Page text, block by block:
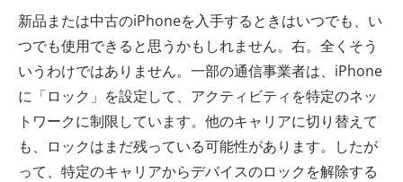
新品または中古のiPhoneを入手するときはいつでも、い
つでも使用できると思うかもしれません。右。全くそう
いうわけではありません。一部の通信事業者は、iPhone
に「ロック」を設定して、アクティビティを特定のネッ
トワークに制限しています。他のキャリアに切り替えて
も、ロックはまだ残っている可能性があります。したが
って、特定のキャリアからデバイスのロックを解除する